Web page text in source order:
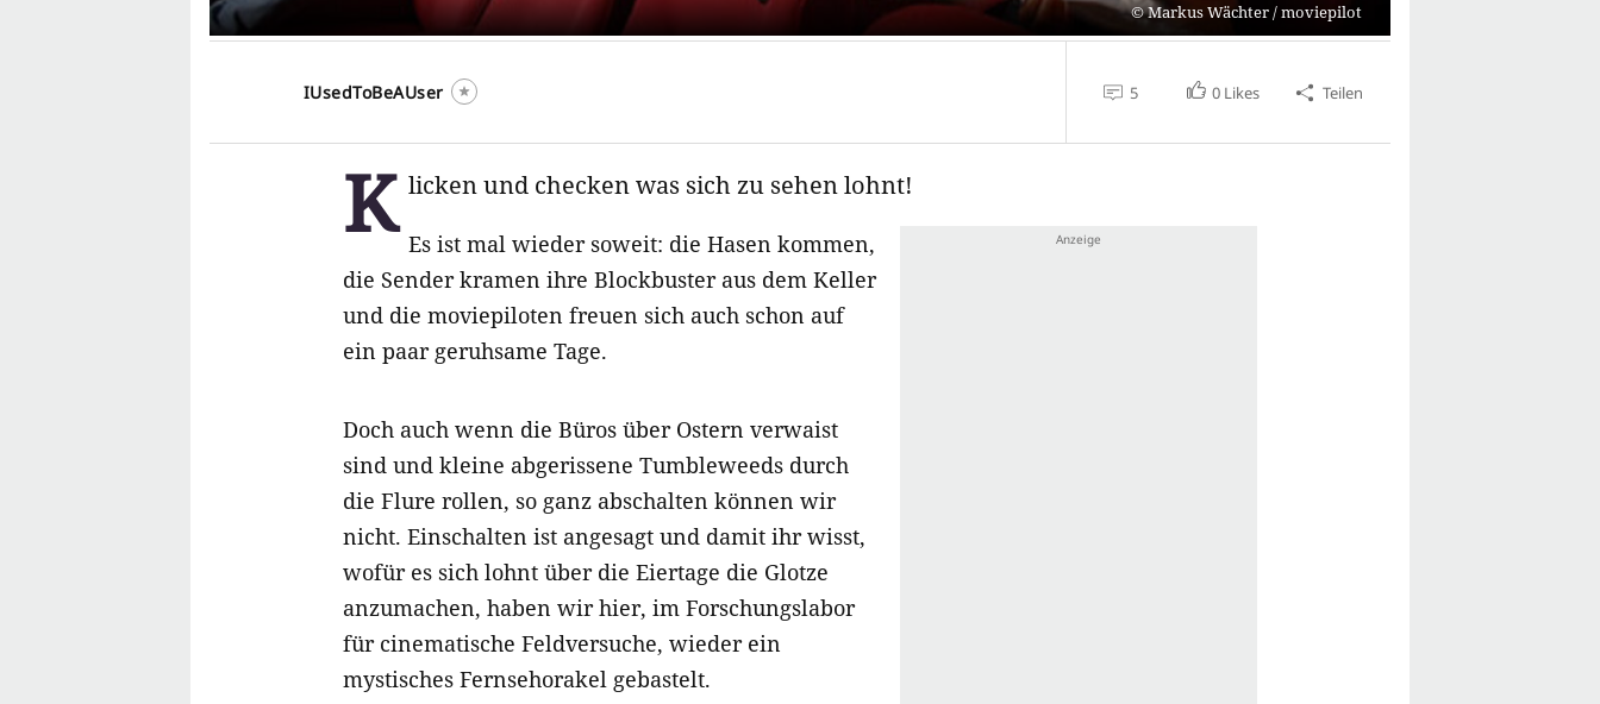
Markus Wächter / moviepilot
IUsedToBeAUser 5 0 Likes Teilen
K licken und checken was sich zu sehen lohnt!
Es ist mal wieder soweit: die Hasen kommen,
die Sender kramen ihre Blockbuster aus dem Keller
und die moviepiloten freuen sich auch schon auf
ein paar geruhsame Tage.
Doch auch wenn die Büros über Ostern verwaist
sind und kleine abgerissene Tumbleweeds durch
die Flure rollen, so ganz abschalten können wir
nicht. Einschalten ist angesagt und damit ihr wisst,
wofür es sich lohnt über die Eiertage die Glotze
anzumachen, haben wir hier, im Forschungslabor
für cinematische Feldversuche, wieder ein
mystisches Fernsehorakel gebastelt.